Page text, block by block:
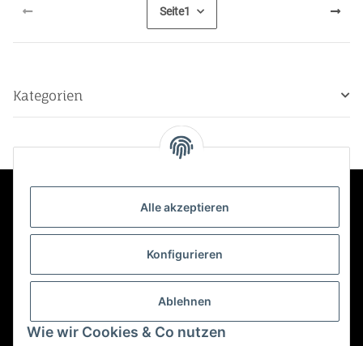
Alle akzeptieren
Konfigurieren
Ablehnen
Wie wir Cookies & Co nutzen
Seite1
Kategorien
Informationen
Mehr über